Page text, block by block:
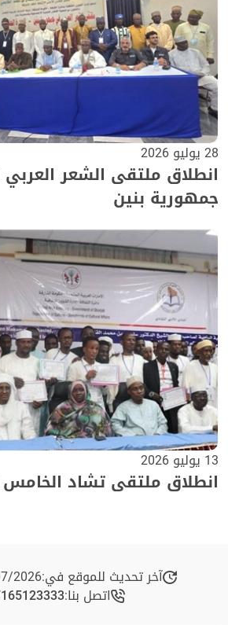
28 يوليو 2026
انطلاق ملتقى الشعر
جمهورية بنين
13 يوليو 2026
انطلاق ملتقى تشاد الخامس
آخر تحديث للموقع في:30/07/
اتصل بنا: